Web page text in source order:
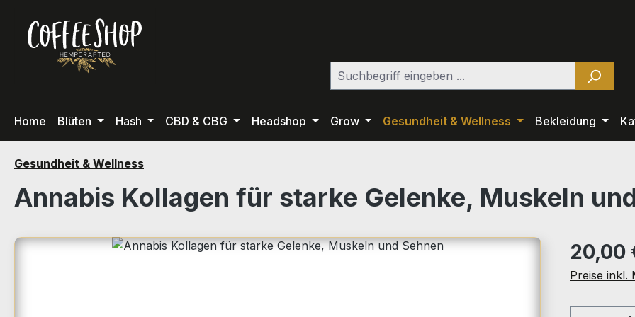
Hauptinhalt springen
Zur Suche springen
Zur Hauptnavigation springen
Home Blüten Hash CBD & CBG Headshop Grow Gesundheit & Wellness Bekleidung
Gesundheit & Wellness
Annabis Kollagen für starke Gelenke, Muskeln
Bildergalerie überspringen Regulärer
20,00
Preise inkl.